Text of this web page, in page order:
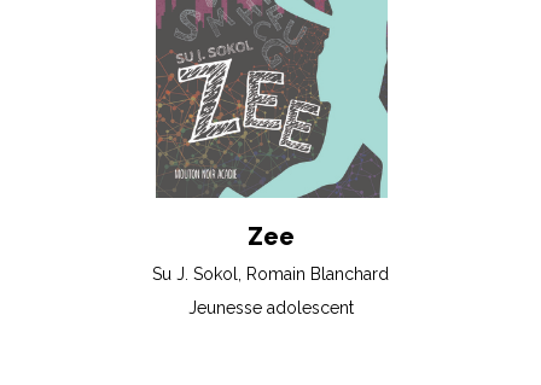
Zee
Su J. Sokol, Romain Blanchard
Jeunesse adolescent